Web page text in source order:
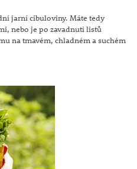
jarní cibuloviny. Máte tedy
nebo je po zavadnutí listů
na tmavém, chladném a suchém